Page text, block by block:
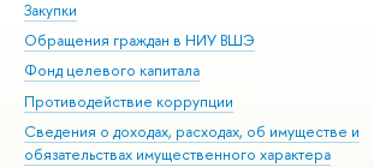
Закупки
Обращения граждан в НИУ ВШЭ
Фонд целевого капитала
Противодействие коррупции
Сведения о доходах, расходах, об имуществе и
обязательствах имущественного характера